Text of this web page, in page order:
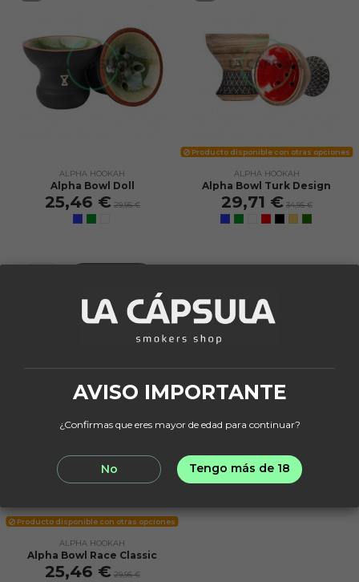
ALPHA HOOKAH
Alpha Bowl Doll
25,46 € 29,95 €
Producto disponible con otras opciones
ALPHA HOOKAH
Alpha Bowl Turk Design
29,71 € 34,95 €
Producto disponible con otras opciones
ALPHA HOOKAH
Alpha Bowl Race Classic
25,46 € 29,95 €
AVISO IMPORTANTE
¿Confirmas que eres mayor de edad para continuar?
No Tengo más de 18